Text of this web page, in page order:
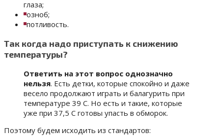
глаза;
озноб;
потливость.
Так когда надо приступать к снижению
температуры?
Ответить на этот вопрос однозначно
нельзя. Есть детки, которые спокойно и даже
весело продолжают играть и балагурить при
температуре 39 С. Но есть и такие, которые
уже при 37,5 С готовы упасть в обморок.
Поэтому будем исходить из стандартов: